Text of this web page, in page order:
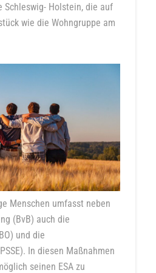
Schleswig- Holstein, die auf
wie die Wohngruppe am
Menschen umfasst neben
(BvB) auch die
und die
In diesen Maßnahmen
seinen ESA zu